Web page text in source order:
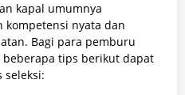
kapal umumnya
kompetensi nyata dan
Bagi para pemburu
tips berikut dapat
seleksi: